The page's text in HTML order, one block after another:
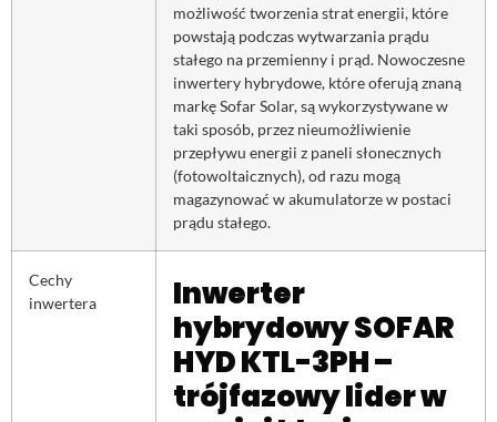
możliwość tworzenia strat energii, które
powstają podczas wytwarzania prądu
stałego na przemienny i prąd. Nowoczesne
inwertery hybrydowe, które oferują znaną
markę Sofar Solar, są wykorzystywane w
taki sposób, przez nieumożliwienie
przepływu energii z paneli słonecznych
(fotowoltaicznych), od razu mogą
magazynować w akumulatorze w postaci
prądu stałego.
Cechy
inwertera
Inwerter
hybrydowy SOFAR
HYD KTL-3PH –
trójfazowy lider w